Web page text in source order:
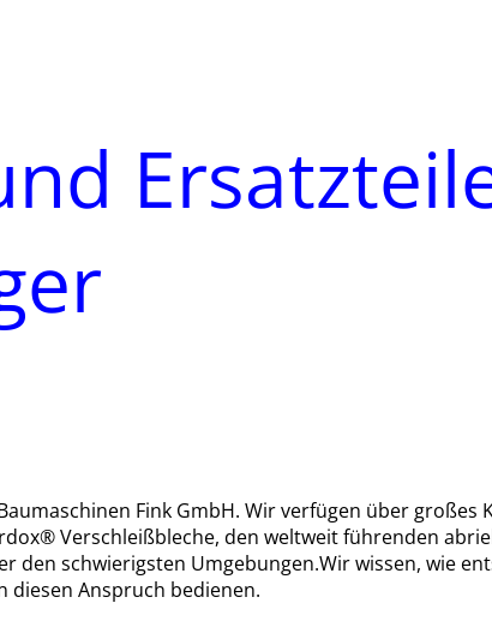
Fink GmbH. Wir verfügen über
Verschleißbleche, den weltweit führenden
den schwierigsten Umgebungen.Wir wissen, wie
diesen Anspruch bedienen.